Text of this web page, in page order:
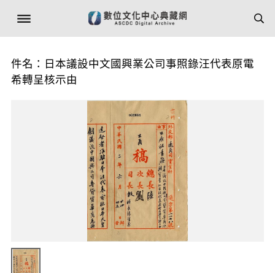
件名：日本議設中文國興業公司事照錄汪代表原電
希轉呈核示由